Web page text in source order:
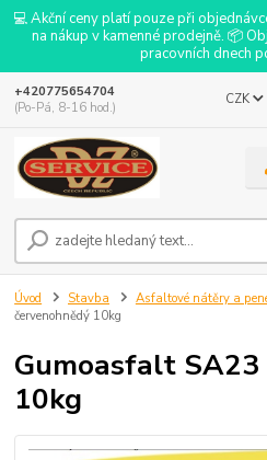
💻 Akční ceny platí pouze při
na nákup v kamenné prodejně. 📦
pracovních dnech
CZK
+420775654704
(Po-Pá, 8-16 hod.)
Úvod Stavba Asfaltové nátěry a
červenohnědý 10kg
Gumoasfalt
10kg